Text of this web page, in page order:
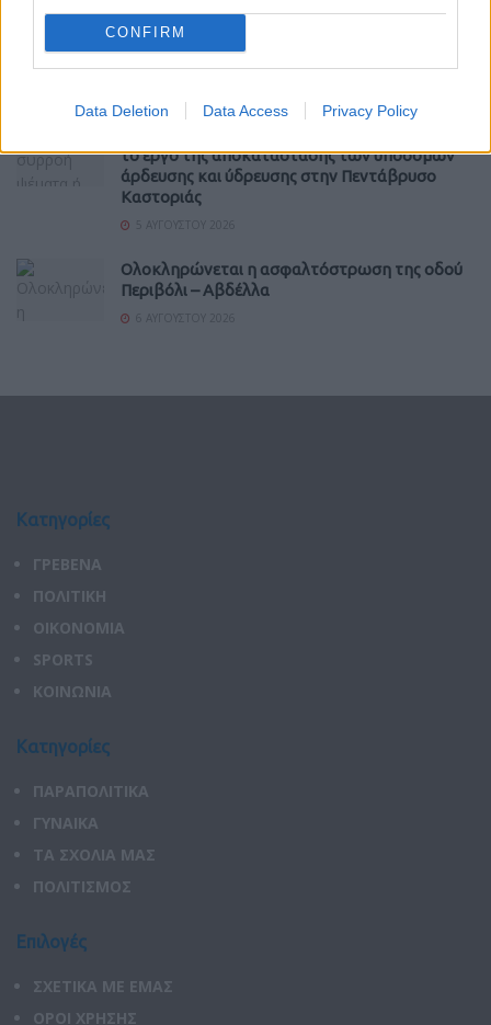
CONFIRM
Data Deletion Data Access Privacy Policy
Περιφέρεια Δυτικής Μακεδονίας: Υπογράφηκε
η προγραμματική σύμβαση για την ανακαίνιση
το έργο της αποκατάστασης των υποδομών
άρδευσης και ύδρευσης στην Πεντάβρυσο
Καστοριάς
Ολοκληρώνεται η ασφαλτόστρωση της οδού
Περιβόλι – Αβδέλλα
Κατηγορίες
ΓΡΕΒΕΝΑ
ΠΟΛΙΤΙΚΗ
ΟΙΚΟΝΟΜΙΑ
SPORTS
ΚΟΙΝΩΝΙΑ
Κατηγορίες
ΠΑΡΑΠΟΛΙΤΙΚΑ
ΓΥΝΑΙΚΑ
ΤΑ ΣΧΟΛΙΑ ΜΑΣ
ΠΟΛΙΤΙΣΜΟΣ
Επιλογές
ΣΧΕΤΙΚΑ ΜΕ ΕΜΑΣ
ΟΡΟΙ ΧΡΗΣΗΣ